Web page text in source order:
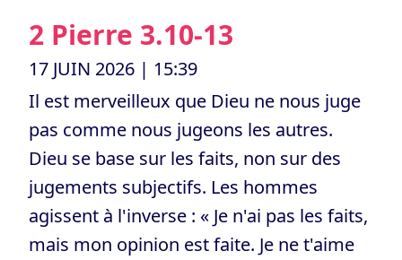
2 Pierre 3.10-13
17 JUIN 2026 | 15:39
Il est merveilleux que Dieu ne nous juge
pas comme nous jugeons les autres.
Dieu se base sur les faits, non sur des
jugements subjectifs. Les hommes
agissent à l'inverse : « Je n'ai pas les faits,
mais mon opinion est faite. Je ne t'aime